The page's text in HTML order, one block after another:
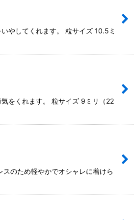
やしてくれます。 粒サイズ 10.5ミ
をくれます。 粒サイズ 9ミリ（22
のため軽やかでオシャレに着けら